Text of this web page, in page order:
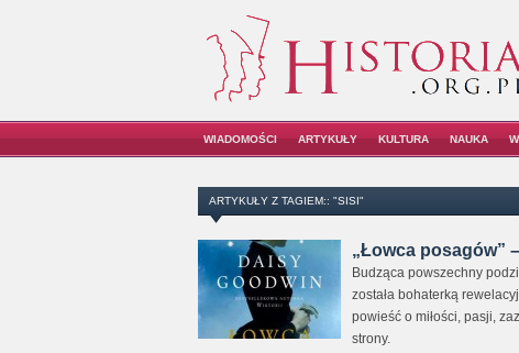
WIADOMOŚCI ARTYKUŁY KULTURA NAUKA
ARTYKUŁY Z TAGIEM:: "SISI"
„Łowca posagów”
Budząca powszechny
została bohaterką
powieść o miłości, pasji,
strony.